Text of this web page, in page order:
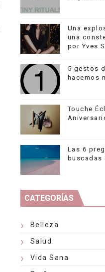
Una
una
por Yves
5 gestos
hacemos
Touche
Las 6
buscadas
CATEGORÍAS
Belleza
Salud
Vida Sana